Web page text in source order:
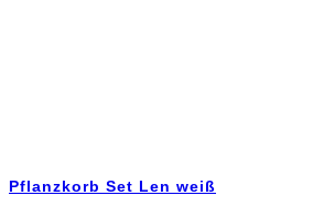
Pflanzkorb Set Len weiß